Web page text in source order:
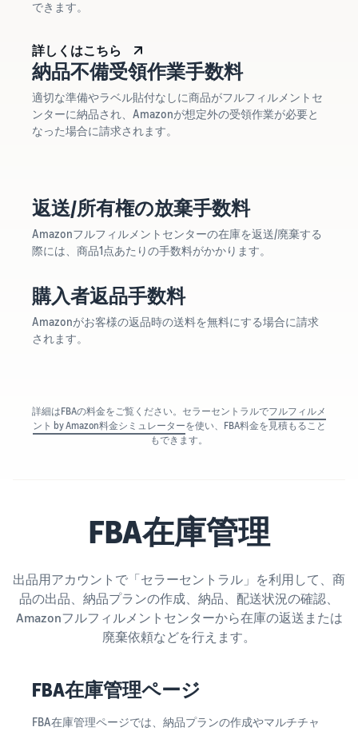
できます。
詳しくはこちら
納品不備受領作業手数料
適切な準備やラベル貼付なしに商品がフルフィルメントセ
ンターに納品され、Amazonが想定外の受領作業が必要と
なった場合に請求されます。
返送/所有権の放棄手数料
Amazonフルフィルメントセンターの在庫を返送/廃棄する
際には、商品1点あたりの手数料がかかります。
購入者返品手数料
Amazonがお客様の返品時の送料を無料にする場合に請求
されます。
詳細はFBAの料金をご覧ください。セラーセントラルでフルフィルメ
ント by Amazon料金シミュレーターを使い、FBA料金を見積もること
もできます。
FBA在庫管理
出品用アカウントで「セラーセントラル」を利用して、商
品の出品、納品プランの作成、納品、配送状況の確認、
Amazonフルフィルメントセンターから在庫の返送または
廃棄依頼などを行えます。
FBA在庫管理ページ
FBA在庫管理ページでは、納品プランの作成やマルチチャ